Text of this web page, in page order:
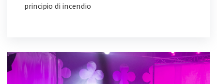
principio di incendio